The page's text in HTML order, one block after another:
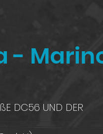
-
DC56 UND DER